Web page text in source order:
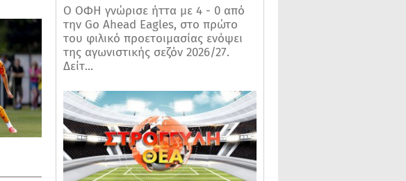
Ο ΟΦΗ γνώρισε ήττα με 4 - 0 από
την Go Ahead Eagles, στο πρώτο
του φιλικό προετοιμασίας ενόψει
της αγωνιστικής σεζόν 2026/27.
Δείτ...